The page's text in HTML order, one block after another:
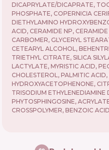
DICAPRYLATE/DICAPRATE,
PHOSPHATE, COPERNICIA
DIETHYLAMINO
ACID, CERAMIDE NP,
CARBOMER, GLYCERYL
CETEARYL ALCOHOL,
TRIETHYL CITRATE, SILICA
LACTYLATE, MYRISTIC ACID,
CHOLESTEROL, PALMITIC
HYDROXYACETOPHENONE,
TRISODIUM
PHYTOSPHINGOSINE,
CROSSPOLYMER, BENZOIC